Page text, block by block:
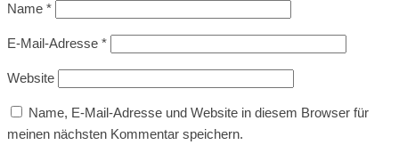
Name *
E-Mail-Adresse *
Website
Name, E-Mail-Adresse und Website in diesem Browser für
meinen nächsten Kommentar speichern.